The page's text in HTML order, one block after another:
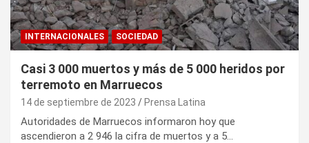
INTERNACIONALES SOCIEDAD
Casi 3 000 muertos y más de 5 000 heridos por
terremoto en Marruecos
14 de septiembre de 2023 Prensa Latina
Autoridades de Marruecos informaron hoy que
ascendieron a 2 946 la cifra de muertos y a 5…